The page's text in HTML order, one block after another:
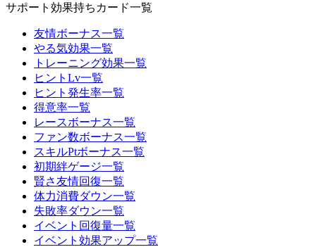
サポート効果持ちカード一覧
友情ボーナス一覧
やる気効果一覧
トレーニング効果一覧
ヒントLv一覧
ヒント発生率一覧
得意率一覧
レースボーナス一覧
ファン数ボーナス一覧
スキルPtボーナス一覧
初期絆ゲージ一覧
賢さ友情回復一覧
体力消費ダウン一覧
失敗率ダウン一覧
イベント回復量一覧
イベント効果アップ一覧